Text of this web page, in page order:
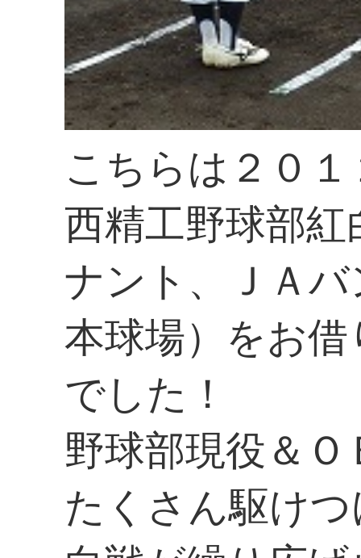
こちらは２０
西精工野球部紅
ナント、ＪＡ
本球場）をお
でした！
野球部現役＆
たくさん駆け